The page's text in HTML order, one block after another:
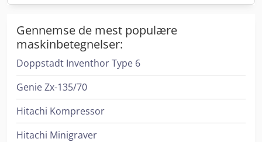
Gennemse de mest populære
maskinbetegnelser:
Doppstadt Inventhor Type 6
Genie Zx-135/70
Hitachi Kompressor
Hitachi Minigraver